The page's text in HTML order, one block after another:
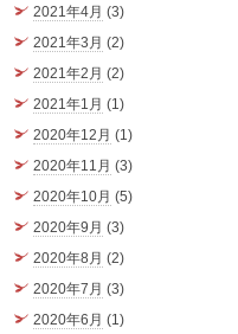
2021年4月 (3)
2021年3月 (2)
2021年2月 (2)
2021年1月 (1)
2020年12月 (1)
2020年11月 (3)
2020年10月 (5)
2020年9月 (3)
2020年8月 (2)
2020年7月 (3)
2020年6月 (1)